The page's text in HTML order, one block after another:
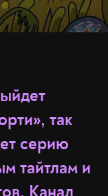
так
серию
тайтлам и